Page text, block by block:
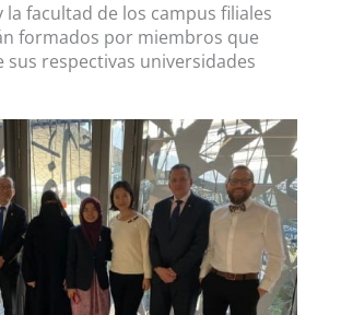
la facultad de los campus filiales
formados por miembros que
sus respectivas universidades